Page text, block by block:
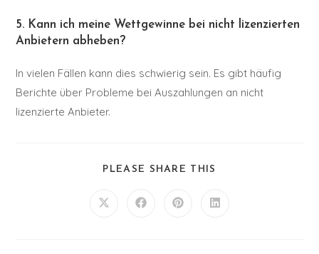
5. Kann ich meine Wettgewinne bei nicht lizenzierten
Anbietern abheben?
In vielen Fällen kann dies schwierig sein. Es gibt häufig
Berichte über Probleme bei Auszahlungen an nicht
lizenzierte Anbieter.
PLEASE SHARE THIS